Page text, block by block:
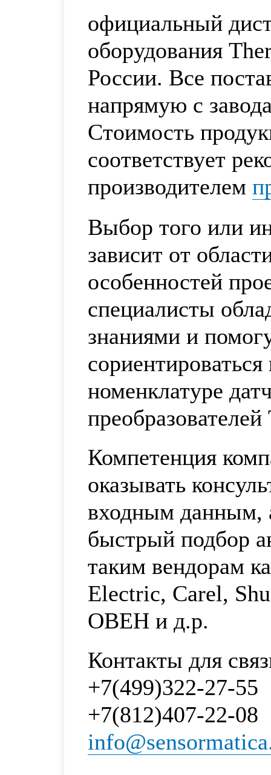
официальный
оборудования
России. Все
напрямую с
Стоимость
соответствует
производителем
Выбор того или
зависит от
особенностей
специалисты
знаниями и
номенклатуре
Компетенция
оказывать
входным данным,
быстрый подбор
таким вендорам
Electric, Carel,
ОВЕН и д.р.
Контакты для
+7(499)322-27-55
+7(812)407-22-08